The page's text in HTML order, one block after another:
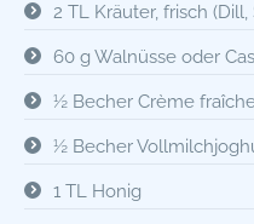
2 TL Kräuter, frisch
60 g Walnüsse oder
½ Becher Crème
½ Becher
1 TL Honig